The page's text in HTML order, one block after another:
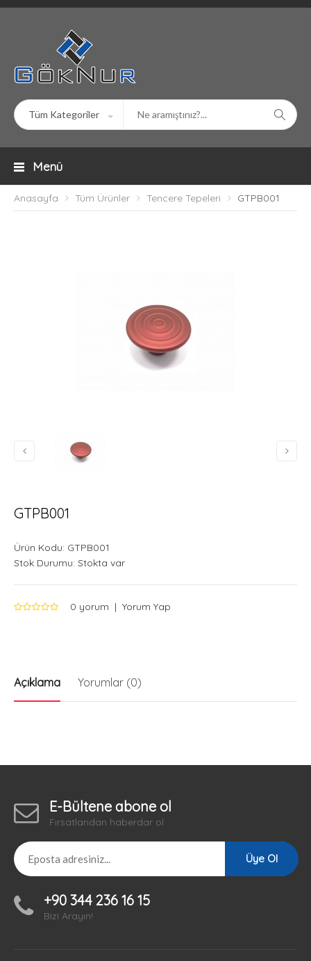
Menü
Anasayfa Tüm Ürünler Tencere Tepeleri GTPB001
GTPB001
Ürün Kodu: GTPB001
Stok Durumu: Stokta var
0 yorum | Yorum Yap
Açıklama Yorumlar (0)
E-Bültene abone ol
Fırsatlarıdan haberdar ol
Üye Ol
+90 344 236 16 15
Bizi Arayın!